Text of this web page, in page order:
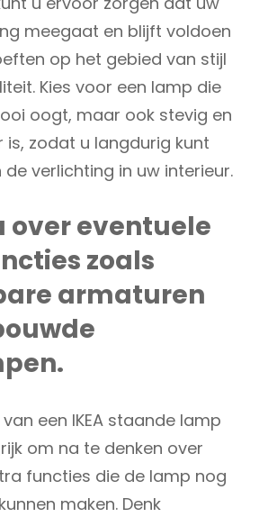
meegaat en blijft voldoen
op het gebied van stijl
Kies voor een lamp die
oogt, maar ook stevig en
zodat u langdurig kunt
verlichting in uw interieur.
over eventuele
zoals
armaturen
een IKEA staande lamp
om na te denken over
functies die de lamp nog
maken. Denk